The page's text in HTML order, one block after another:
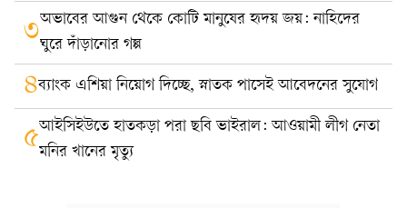
৩অভাবের আগুন থেকে কোটি মানুষের হৃদয় জয়: নাহিদের
ঘুরে দাঁড়ানোর গল্প
৪ব্যাংক এশিয়া নিয়োগ দিচ্ছে, স্নাতক পাসেই আবেদনের সুযোগ
৫আইসিইউতে হাতকড়া পরা ছবি ভাইরাল: আওয়ামী লীগ নেতা
মনির খানের মৃত্যু